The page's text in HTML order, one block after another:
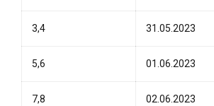
3,4 31.05.2023
5,6 01.06.2023
7,8 02.06.2023